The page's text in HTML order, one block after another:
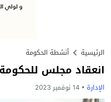
الرئيسية أنشطة الحكومة
انعقاد مجلس
الإدارة 14 نوفمبر 2023